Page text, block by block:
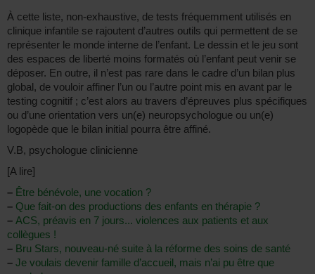
À cette liste, non-exhaustive, de tests fréquemment utilisés en
clinique infantile se rajoutent d’autres outils qui permettent de se
représenter le monde interne de l’enfant. Le dessin et le jeu sont
des espaces de liberté moins formatés où l’enfant peut venir se
déposer. En outre, il n’est pas rare dans le cadre d’un bilan plus
global, de vouloir affiner l’un ou l’autre point mis en avant par le
testing cognitif ; c’est alors au travers d’épreuves plus spécifiques
ou d’une orientation vers un(e) neuropsychologue ou un(e)
logopède que le bilan initial pourra être affiné.
V.B, psychologue clinicienne
[A lire]
– Être bénévole, une vocation ?
– Que fait-on des productions des enfants en thérapie ?
– ACS, préavis en 7 jours... violences aux patients et aux
collègues !
– Bru Stars, nouveau-né suite à la réforme des soins de santé
– Je voulais devenir famille d’accueil, mais n’ai pu être que